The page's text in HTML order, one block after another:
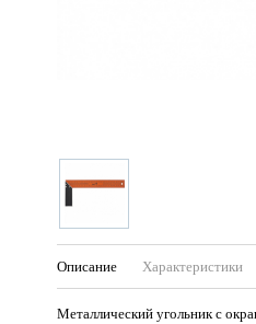
Описание Характеристики
Металлический угольник с